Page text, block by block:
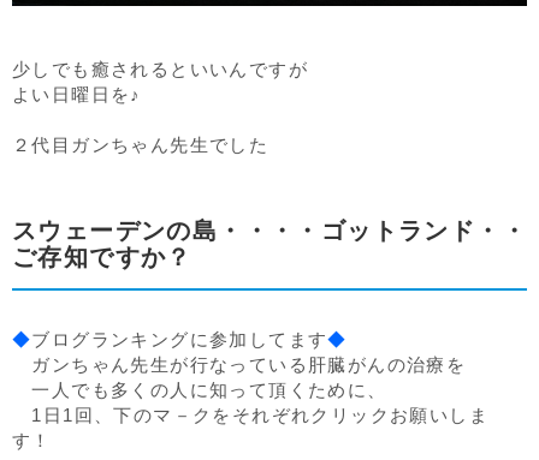
少しでも癒されるといいんですが
よい日曜日を♪
２代目ガンちゃん先生でした
スウェーデンの島・・・・ゴットランド・・
ご存知ですか？
◆ブログランキングに参加してます◆
ガンちゃん先生が行なっている肝臓がんの治療を
一人でも多くの人に知って頂くために、
1日1回、下のマ－クをそれぞれクリックお願いしま
す！